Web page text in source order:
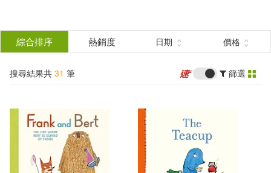
結
分類 (單選)
所有商品(31) 圖書(31)
作者 (可複選)
綜合排序 熱銷度 日期 價格
搜尋結果共 31 筆 篩選